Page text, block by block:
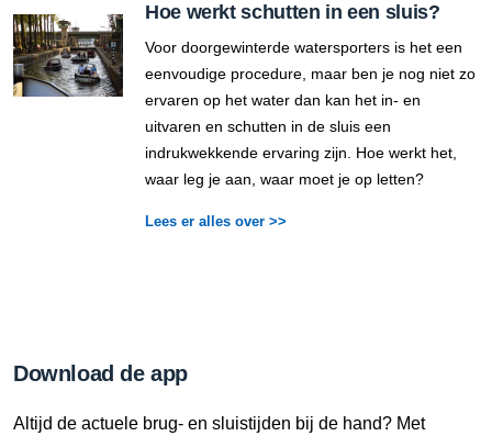
Hoe werkt schutten in een sluis?
Voor doorgewinterde watersporters is het een
eenvoudige procedure, maar ben je nog niet zo
ervaren op het water dan kan het in- en
uitvaren en schutten in de sluis een
indrukwekkende ervaring zijn. Hoe werkt het,
waar leg je aan, waar moet je op letten?
Lees er alles over >>
Download de app
Altijd de actuele brug- en sluistijden bij de hand? Met